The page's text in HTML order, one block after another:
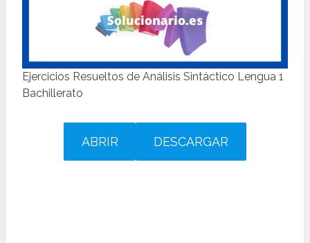
Ejercicios Resueltos de Análisis Sintáctico Lengua 1
Bachillerato
ABRIR DESCARGAR